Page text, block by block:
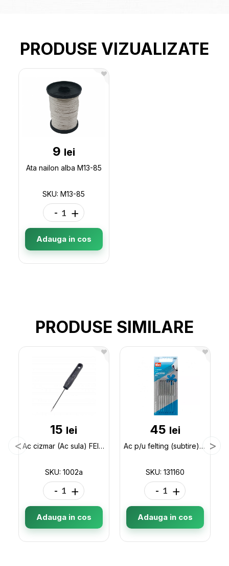
PRODUSE VIZUALIZATE
9 lei
Ata nailon alba M13-85
SKU: M13-85
- +
Adauga in cos
PRODUSE SIMILARE
15 lei
Ac cizmar (Ac sula) FEIA 1002a
SKU: 1002a
- +
Adauga in cos
45 lei
Ac p/u felting (subtire) 131160 (1buc) 131160
SKU: 131160
- +
Adauga in cos